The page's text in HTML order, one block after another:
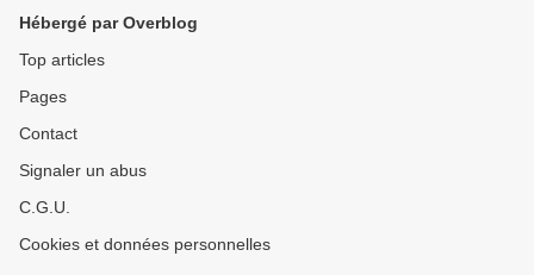
Hébergé par Overblog
Top articles
Pages
Contact
Signaler un abus
C.G.U.
Cookies et données personnelles